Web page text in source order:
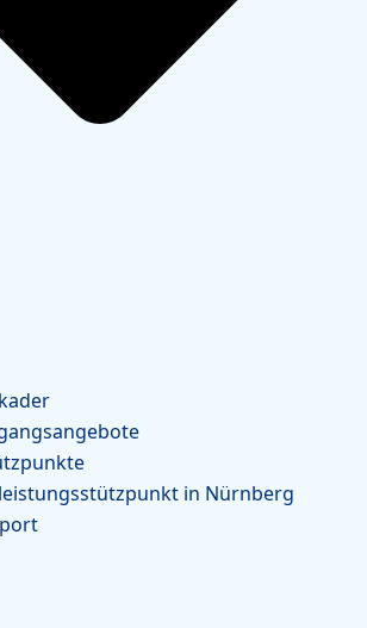
in Nürnberg